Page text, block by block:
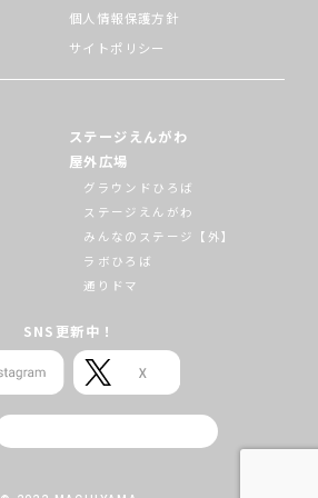
個人情報保護方針
サイトポリシー
ステージえんがわ
屋外広場
グラウンドひろば
ステージえんがわ
みんなのステージ【外】
ラボひろば
通りドマ
SNS更新中！